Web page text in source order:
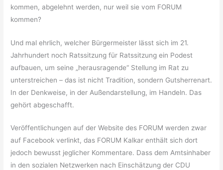
kommen, abgelehnt werden, nur weil sie vom FORUM
kommen?
Und mal ehrlich, welcher Bürgermeister lässt sich im 21.
Jahrhundert noch Ratssitzung für Ratssitzung ein Podest
aufbauen, um seine „herausragende“ Stellung im Rat zu
unterstreichen – das ist nicht Tradition, sondern Gutsherrenart.
In der Denkweise, in der Außendarstellung, im Handeln. Das
gehört abgeschafft.
Veröffentlichungen auf der Website des FORUM werden zwar
auf Facebook verlinkt, das FORUM Kalkar enthält sich dort
jedoch bewusst jeglicher Kommentare. Dass dem Amtsinhaber
in den sozialen Netzwerken nach Einschätzung der CDU